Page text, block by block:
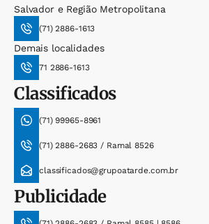
Salvador e Região Metropolitana
(71) 2886-1613
Demais localidades
71 2886-1613
Classificados
(71) 99965-8961
(71) 2886-2683 / Ramal 8526
classificados@grupoatarde.com.br
Publicidade